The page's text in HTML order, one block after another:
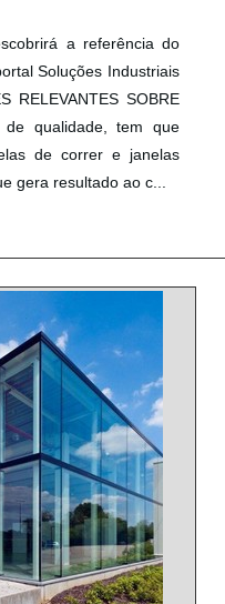
a referência do
Soluções Industriais
RELEVANTES SOBRE
de qualidade, tem que
de correr e janelas
gera resultado ao c...